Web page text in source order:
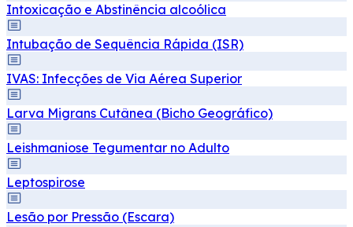
Intoxicação e Abstinência alcoólica
Intubação de Sequência Rápida (ISR)
IVAS: Infecções de Via Aérea Superior
Larva Migrans Cutânea (Bicho Geográfico)
Leishmaniose Tegumentar no Adulto
Leptospirose
Lesão por Pressão (Escara)